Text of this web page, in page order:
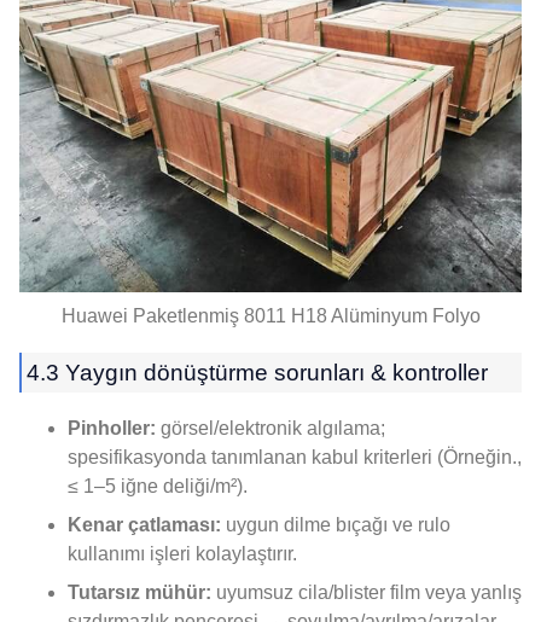
Huawei Paketlenmiş 8011 H18 Alüminyum Folyo
4.3 Yaygın dönüştürme sorunları & kontroller
Pinholler: görsel/elektronik algılama;
spesifikasyonda tanımlanan kabul kriterleri (Örneğin.,
≤ 1–5 iğne deliği/m²).
Kenar çatlaması: uygun dilme bıçağı ve rulo
kullanımı işleri kolaylaştırır.
Tutarsız mühür: uyumsuz cila/blister film veya yanlış